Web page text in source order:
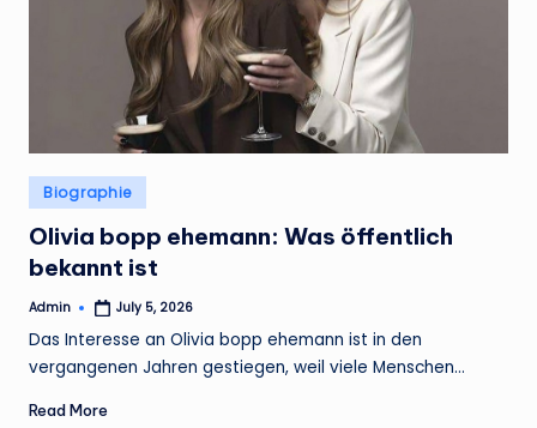
Posted
in
Biographie
Olivia bopp ehemann: Was öffentlich
bekannt ist
Posted
Admin July 5, 2026
Das Interesse an Olivia bopp ehemann ist in den
vergangenen Jahren gestiegen, weil viele Menschen…
Read More